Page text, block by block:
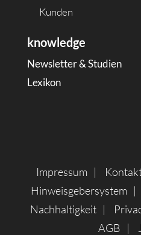
Kunden
knowledge
Newsletter & Studien
Lexikon
Impressum
Hinweisgebersystem
Nachhaltigkeit
AGB